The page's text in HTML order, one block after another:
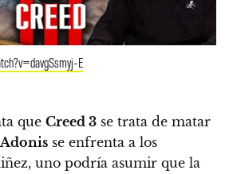
E
que Creed 3 se trata de matar
Adonis se enfrenta a los
uno podría asumir que la